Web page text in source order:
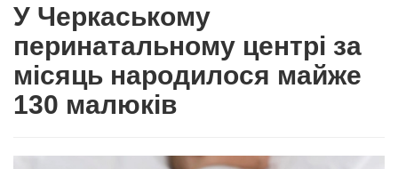
У Черкаському
перинатальному центрі за
місяць народилося майже
130 малюків